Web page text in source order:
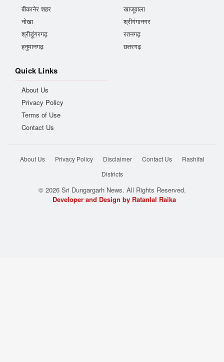
बीकानेर शहर
नोखा
श्रीडूंगरगढ़
हनुमानगढ़
खाजूवाला
श्रीगंगानगर
रतनगढ़
छतरगढ़
Quick Links
About Us
Privacy Policy
Terms of Use
Contact Us
About Us Privacy Policy Disclaimer Contact Us
Rashifal
Districts
© 2026 Sri Dungargarh News. All Rights Reserved.
Developer and Design by Ratanlal Raika